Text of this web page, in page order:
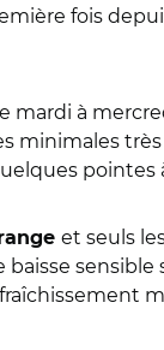
fois
mardi à
minimales
pointes
et seuls